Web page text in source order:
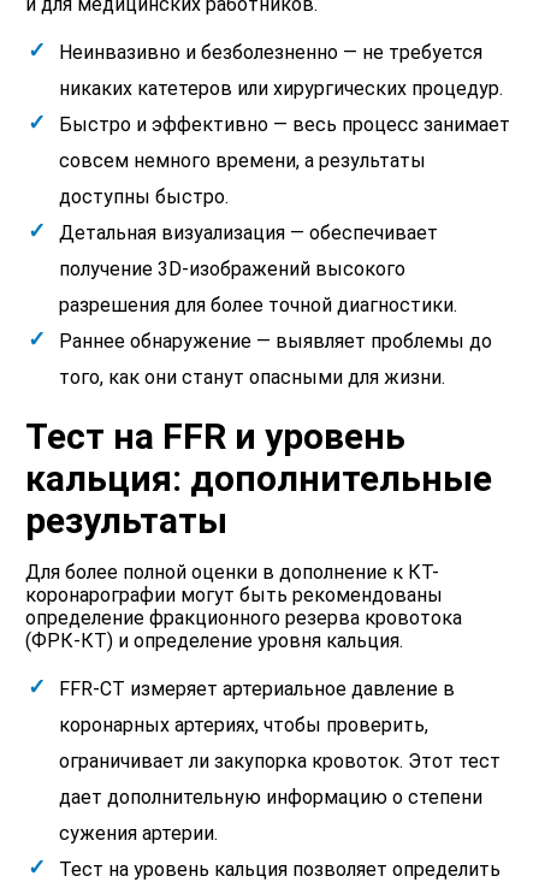
и для медицинских работников.
Неинвазивно и безболезненно — не требуется
никаких катетеров или хирургических процедур.
Быстро и эффективно — весь процесс занимает
совсем немного времени, а результаты
доступны быстро.
Детальная визуализация — обеспечивает
получение 3D-изображений высокого
разрешения для более точной диагностики.
Раннее обнаружение — выявляет проблемы до
того, как они станут опасными для жизни.
Тест на FFR и уровень
кальция: дополнительные
результаты
Для более полной оценки в дополнение к КТ-
коронарографии могут быть рекомендованы
определение фракционного резерва кровотока
(ФРК-КТ) и определение уровня кальция.
FFR-CT измеряет артериальное давление в
коронарных артериях, чтобы проверить,
ограничивает ли закупорка кровоток. Этот тест
дает дополнительную информацию о степени
сужения артерии.
Тест на уровень кальция позволяет определить